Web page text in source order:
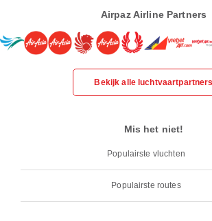
Airpaz Airline Partners
Bekijk alle luchtvaartpartners
Mis het niet!
Populairste vluchten
Populairste routes